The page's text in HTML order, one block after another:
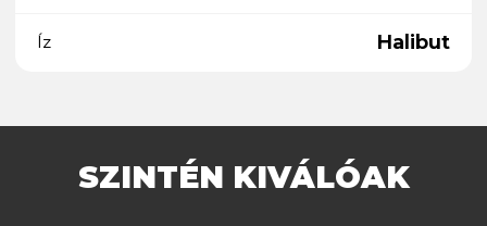
Íz Halibut
SZINTÉN KIVÁLÓAK